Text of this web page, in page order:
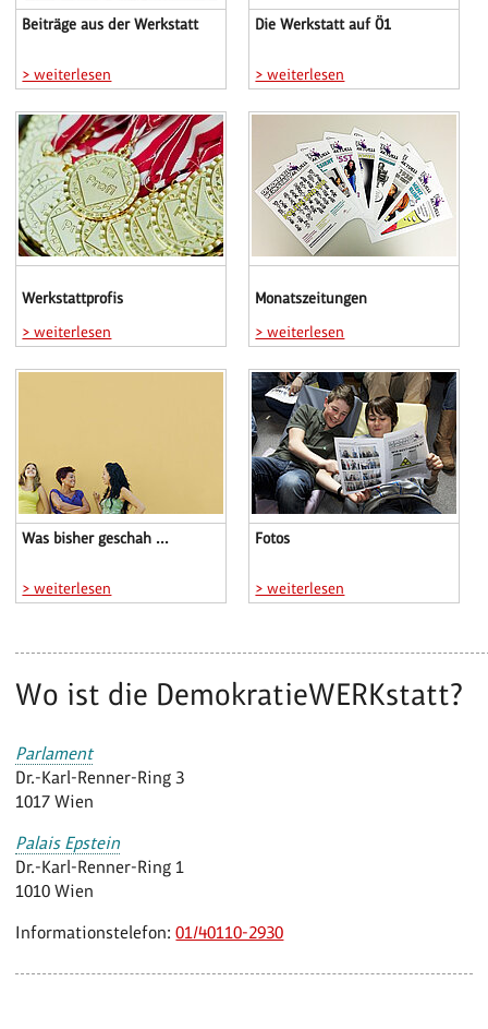
Beiträge aus der Werkstatt
> weiterlesen
Die Werkstatt auf Ö1
> weiterlesen
Werkstattprofis
> weiterlesen
Monatszeitungen
> weiterlesen
Was bisher geschah ...
> weiterlesen
Fotos
> weiterlesen
Wo ist die DemokratieWERKstatt?
Parlament
Dr.-Karl-Renner-Ring 3
1017 Wien
Palais Epstein
Dr.-Karl-Renner-Ring 1
1010 Wien
Informationstelefon:01/40110-2930